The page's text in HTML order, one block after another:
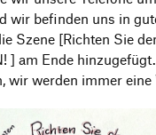
wir befinden uns in
Szene [Richten Sie
] am Ende
wir werden immer eine